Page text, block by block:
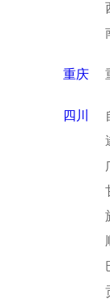
重庆
四川